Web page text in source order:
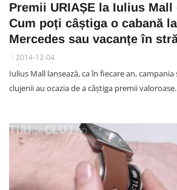
Premii URIAȘE la Iulius Mall
Cum poți câștiga o cabană
Mercedes sau vacanțe în
2014-12-04
Iulius Mall lansează, ca în fiecare an,
clujenii au ocazia de a câștiga premii valoroase.